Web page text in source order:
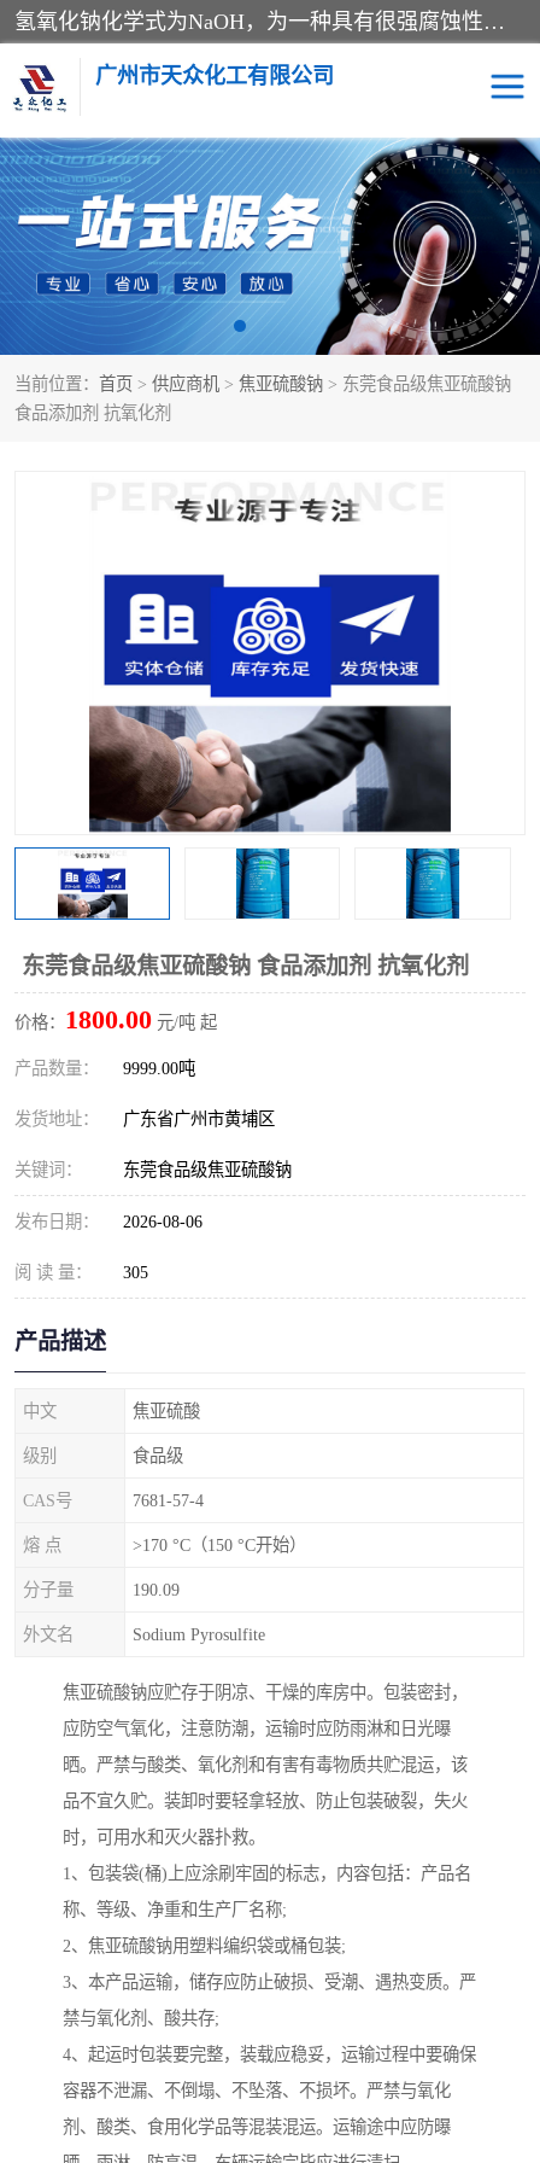
氢氧化钠化学式为NaOH，为一种具有很强腐蚀性的强碱，一般为片状或颗粒形态，易溶于水(溶于水时放热)并形成碱性溶液，另有潮解性，易吸取空气中的水蒸气(潮解)和(变质)。NaOH是化学实验室其中一种必备的化学品，亦为常见的化工品之一。纯品是无色透明的晶体。密度2.130g/cm3。熔点318.4℃。沸点1390℃。工业品含有少量的氯化和碳酸，是白色不透明的晶体。
广州市天众化工有限公司
当前位置： 首页 > 供应商机 > 焦亚硫酸钠 > 东莞食品级焦亚硫酸钠
食品添加剂 抗氧化剂
东莞食品级焦亚硫酸钠 食品添加剂 抗氧化剂
价格： 1800.00 元/吨 起
产品数量： 9999.00吨
发货地址： 广东省广州市黄埔区
关键词： 东莞食品级焦亚硫酸钠
发布日期： 2026-08-06
阅 读 量： 305
产品描述
中文 焦亚硫酸
级别 食品级
CAS号 7681-57-4
熔 点 >170 °C（150 °C开始）
分子量 190.09
外文名 Sodium Pyrosulfite
焦亚硫酸钠应贮存于阴凉、干燥的库房中。包装密封，
应防空气氧化，注意防潮，运输时应防雨淋和日光曝
晒。严禁与酸类、氧化剂和有害有毒物质共贮混运，该
品不宜久贮。装卸时要轻拿轻放、防止包装破裂，失火
时，可用水和灭火器扑救。
1、包装袋(桶)上应涂刷牢固的标志，内容包括：产品名
称、等级、净重和生产厂名称;
2、焦亚硫酸钠用塑料编织袋或桶包装;
3、本产品运输，储存应防止破损、受潮、遇热变质。严
禁与氧化剂、酸共存;
4、起运时包装要完整，装载应稳妥，运输过程中要确保
容器不泄漏、不倒塌、不坠落、不损坏。严禁与氧化
剂、酸类、食用化学品等混装混运。运输途中应防曝
亚硝酸钠 氢氧化钠
纯碱 硫代硫酸钠
草酸 醋酸钠
聚合氯化铝 焦磷酸二氢二钠
一水葡萄糖
葡萄糖酸钠
磷酸二氢钾
磷酸氢二钾 三聚磷酸钠
工业白糖
过硫酸钠
尿素
聚合硫酸铁 磷酸二氢钠
大苏打